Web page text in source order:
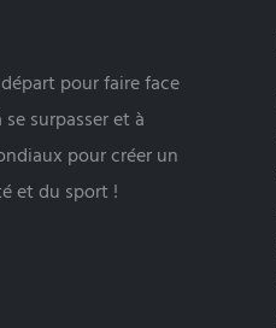
pour faire face
surpasser et à
pour créer un
et du sport !